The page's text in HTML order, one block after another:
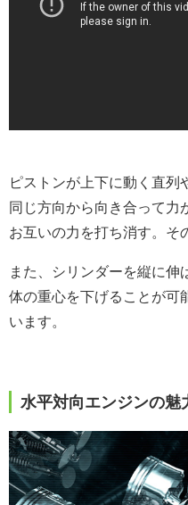
ピストンが上下に動く直
同じ方向から向き合って力
お互いの力を打ち消す。そ
また、シリンダーを縦に伸
体の重心を下げることが可
います。
水平対向エンジンの魅